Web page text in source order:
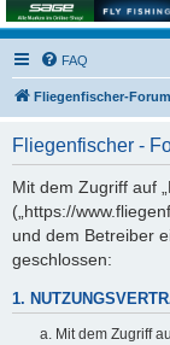
FAQ
Fliegenfischer-Forum
Fliegenfischer -
Mit dem Zugriff auf
(„https://
und dem Betreiber
geschlossen:
1.
Mit dem Zugriff